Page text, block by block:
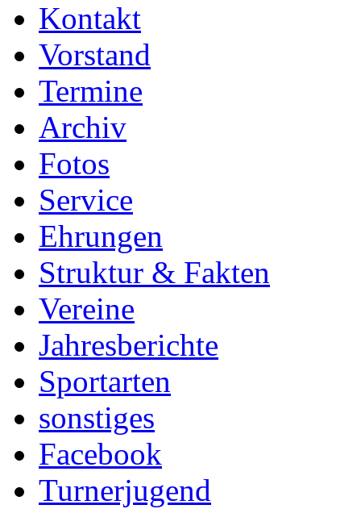
Kontakt
Vorstand
Termine
Archiv
Fotos
Service
Ehrungen
Struktur & Fakten
Vereine
Jahresberichte
Sportarten
sonstiges
Facebook
Turnerjugend